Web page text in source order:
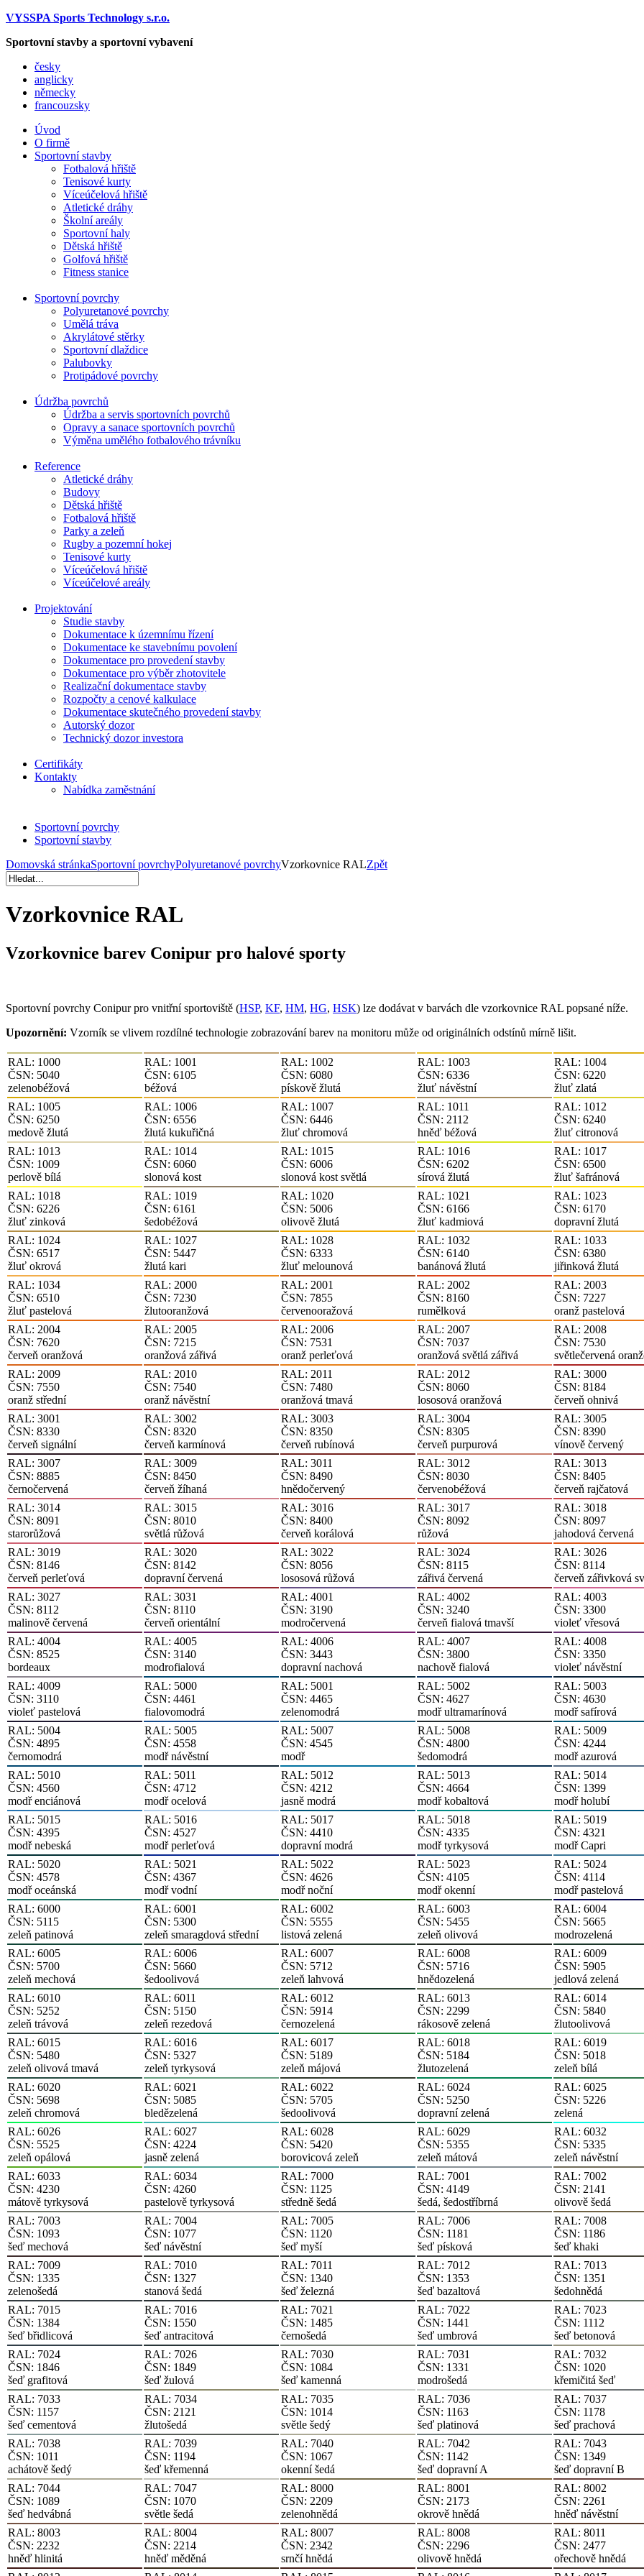
VYSSPA Sports Technology s.r.o.
Sportovní stavby a sportovní vybavení
česky
anglicky
německy
francouzsky
Úvod
O firmě
Sportovní stavby
Fotbalová hřiště
Tenisové kurty
Víceúčelová hřiště
Atletické dráhy
Školní areály
Sportovní haly
Dětská hřiště
Golfová hřiště
Fitness stanice
Sportovní povrchy
Polyuretanové povrchy
Umělá tráva
Akrylátové stěrky
Sportovní dlaždice
Palubovky
Protipádové povrchy
Údržba povrchů
Údržba a servis sportovních povrchů
Opravy a sanace sportovních povrchů
Výměna umělého fotbalového trávníku
Reference
Atletické dráhy
Budovy
Dětská hřiště
Fotbalová hřiště
Parky a zeleň
Rugby a pozemní hokej
Tenisové kurty
Víceúčelová hřiště
Víceúčelové areály
Projektování
Studie stavby
Dokumentace k územnímu řízení
Dokumentace ke stavebnímu povolení
Dokumentace pro provedení stavby
Dokumentace pro výběr zhotovitele
Realizační dokumentace stavby
Rozpočty a cenové kalkulace
Dokumentace skutečného provedení stavby
Autorský dozor
Technický dozor investora
Certifikáty
Kontakty
Nabídka zaměstnání
Sportovní povrchy
Sportovní stavby
Domovská stránkaSportovní povrchyPolyuretanové povrchyVzorkovnice RALZpět
Vzorkovnice RAL
Vzorkovnice barev Conipur pro halové sporty
Sportovní povrchy Conipur pro vnitřní sportoviště (HSP, KF, HM, HG, HSK) lze dodávat v barvách dle vzorkovnice RAL popsané níže.
Upozornění: Vzorník se vlivem rozdílné technologie zobrazování barev na monitoru může od originálních odstínů mírně lišit.
RAL: 1000
ČSN: 5040
zelenobéžová
RAL: 1001
ČSN: 6105
béžová
RAL: 1002
ČSN: 6080
pískově žlutá
RAL: 1003
ČSN: 6336
žluť návěstní
RAL: 1004
ČSN: 6220
žluť zlatá
RAL: 1005
ČSN: 6250
medově žlutá
RAL: 1006
ČSN: 6556
žlutá kukuřičná
RAL: 1007
ČSN: 6446
žluť chromová
RAL: 1011
ČSN: 2112
hněď béžová
RAL: 1012
ČSN: 6240
žluť citronová
RAL: 1013
ČSN: 1009
perlově bílá
RAL: 1014
ČSN: 6060
slonová kost
RAL: 1015
ČSN: 6006
slonová kost světlá
RAL: 1016
ČSN: 6202
sírová žlutá
RAL: 1017
ČSN: 6500
žluť šafránová
RAL: 1018
ČSN: 6226
žluť zinková
RAL: 1019
ČSN: 6161
šedobéžová
RAL: 1020
ČSN: 5006
olivově žlutá
RAL: 1021
ČSN: 6166
žluť kadmiová
RAL: 1023
ČSN: 6170
dopravní žlutá
RAL: 1024
ČSN: 6517
žluť okrová
RAL: 1027
ČSN: 5447
žlutá kari
RAL: 1028
ČSN: 6333
žluť melounová
RAL: 1032
ČSN: 6140
banánová žlutá
RAL: 1033
ČSN: 6380
jiřinková žlutá
RAL: 1034
ČSN: 6510
žluť pastelová
RAL: 2000
ČSN: 7230
žlutooranžová
RAL: 2001
ČSN: 7855
červenooražová
RAL: 2002
ČSN: 8160
rumělková
RAL: 2003
ČSN: 7227
oranž pastelová
RAL: 2004
ČSN: 7620
červeň oranžová
RAL: 2005
ČSN: 7215
oranžová zářivá
RAL: 2006
ČSN: 7531
oranž perleťová
RAL: 2007
ČSN: 7037
oranžová světlá zářivá
RAL: 2008
ČSN: 7530
světlečervená
RAL: 2009
ČSN: 7550
oranž střední
RAL: 2010
ČSN: 7540
oranž návěstní
RAL: 2011
ČSN: 7480
oranžová tmavá
RAL: 2012
ČSN: 8060
lososová oranžová
RAL: 3000
ČSN: 8184
červeň ohnivá
RAL: 3001
ČSN: 8330
červeň signální
RAL: 3002
ČSN: 8320
červeň karmínová
RAL: 3003
ČSN: 8350
červeň rubínová
RAL: 3004
ČSN: 8305
červeň purpurová
RAL: 3005
ČSN: 8390
vínově červený
RAL: 3007
ČSN: 8885
černočervená
RAL: 3009
ČSN: 8450
červeň žíhaná
RAL: 3011
ČSN: 8490
hnědočervený
RAL: 3012
ČSN: 8030
červenobéžová
RAL: 3013
ČSN: 8405
červeň rajčatová
RAL: 3014
ČSN: 8091
starorůžová
RAL: 3015
ČSN: 8010
světlá růžová
RAL: 3016
ČSN: 8400
červeň korálová
RAL: 3017
ČSN: 8092
růžová
RAL: 3018
ČSN: 8097
jahodová červená
RAL: 3019
ČSN: 8146
červeň perleťová
RAL: 3020
ČSN: 8142
dopravní červená
RAL: 3022
ČSN: 8056
lososová růžová
RAL: 3024
ČSN: 8115
zářivá červená
RAL: 3026
ČSN: 8114
červeň zářivková
RAL: 3027
ČSN: 8112
malinově červená
RAL: 3031
ČSN: 8110
červeň orientální
RAL: 4001
ČSN: 3190
modročervená
RAL: 4002
ČSN: 3240
červeň fialová tmavší
RAL: 4003
ČSN: 3300
violeť vřesová
RAL: 4004
ČSN: 8525
bordeaux
RAL: 4005
ČSN: 3140
modrofialová
RAL: 4006
ČSN: 3443
dopravní nachová
RAL: 4007
ČSN: 3800
nachově fialová
RAL: 4008
ČSN: 3350
violeť návěstní
RAL: 4009
ČSN: 3110
violeť pastelová
RAL: 5000
ČSN: 4461
fialovomodrá
RAL: 5001
ČSN: 4465
zelenomodrá
RAL: 5002
ČSN: 4627
modř ultramarínová
RAL: 5003
ČSN: 4630
modř safírová
RAL: 5004
ČSN: 4895
černomodrá
RAL: 5005
ČSN: 4558
modř návěstní
RAL: 5007
ČSN: 4545
modř
RAL: 5008
ČSN: 4800
šedomodrá
RAL: 5009
ČSN: 4244
modř azurová
RAL: 5010
ČSN: 4560
modř enciánová
RAL: 5011
ČSN: 4712
modř ocelová
RAL: 5012
ČSN: 4212
jasně modrá
RAL: 5013
ČSN: 4664
modř kobaltová
RAL: 5014
ČSN: 1399
modř holubí
RAL: 5015
ČSN: 4395
modř nebeská
RAL: 5016
ČSN: 4527
modř perleťová
RAL: 5017
ČSN: 4410
dopravní modrá
RAL: 5018
ČSN: 4335
modř tyrkysová
RAL: 5019
ČSN: 4321
modř Capri
RAL: 5020
ČSN: 4578
modř oceánská
RAL: 5021
ČSN: 4367
modř vodní
RAL: 5022
ČSN: 4626
modř noční
RAL: 5023
ČSN: 4105
modř okenní
RAL: 5024
ČSN: 4114
modř pastelová
RAL: 6000
ČSN: 5115
zeleň patinová
RAL: 6001
ČSN: 5300
zeleň smaragdová střední
RAL: 6002
ČSN: 5555
listová zelená
RAL: 6003
ČSN: 5455
zeleň olivová
RAL: 6004
ČSN: 5665
modrozelená
RAL: 6005
ČSN: 5700
zeleň mechová
RAL: 6006
ČSN: 5660
šedoolivová
RAL: 6007
ČSN: 5712
zeleň lahvová
RAL: 6008
ČSN: 5716
hnědozelená
RAL: 6009
ČSN: 5905
jedlová zelená
RAL: 6010
ČSN: 5252
zeleň trávová
RAL: 6011
ČSN: 5150
zeleň rezedová
RAL: 6012
ČSN: 5914
černozelená
RAL: 6013
ČSN: 2299
rákosově zelená
RAL: 6014
ČSN: 5840
žlutoolivová
RAL: 6015
ČSN: 5480
zeleň olivová tmavá
RAL: 6016
ČSN: 5327
zeleň tyrkysová
RAL: 6017
ČSN: 5189
zeleň májová
RAL: 6018
ČSN: 5184
žlutozelená
RAL: 6019
ČSN: 5018
zeleň bílá
RAL: 6020
ČSN: 5698
zeleň chromová
RAL: 6021
ČSN: 5085
bledězelená
RAL: 6022
ČSN: 5705
šedoolivová
RAL: 6024
ČSN: 5250
dopravní zelená
RAL: 6025
ČSN: 5226
zelená
RAL: 6026
ČSN: 5525
zeleň opálová
RAL: 6027
ČSN: 4224
jasně zelená
RAL: 6028
ČSN: 5420
borovicová zeleň
RAL: 6029
ČSN: 5355
zeleň mátová
RAL: 6032
ČSN: 5335
zeleň návěstní
RAL: 6033
ČSN: 4230
mátově tyrkysová
RAL: 6034
ČSN: 4260
pastelově tyrkysová
RAL: 7000
ČSN: 1125
středně šedá
RAL: 7001
ČSN: 4149
šedá, šedostříbrná
RAL: 7002
ČSN: 2141
olivově šedá
RAL: 7003
ČSN: 1093
šeď mechová
RAL: 7004
ČSN: 1077
šeď návěstní
RAL: 7005
ČSN: 1120
šeď myší
RAL: 7006
ČSN: 1181
šeď písková
RAL: 7008
ČSN: 1186
šeď khaki
RAL: 7009
ČSN: 1335
zelenošedá
RAL: 7010
ČSN: 1327
stanová šedá
RAL: 7011
ČSN: 1340
šeď železná
RAL: 7012
ČSN: 1353
šeď bazaltová
RAL: 7013
ČSN: 1351
šedohnědá
RAL: 7015
ČSN: 1384
šeď břidlicová
RAL: 7016
ČSN: 1550
šeď antracitová
RAL: 7021
ČSN: 1485
černošedá
RAL: 7022
ČSN: 1441
šeď umbrová
RAL: 7023
ČSN: 1112
šeď betonová
RAL: 7024
ČSN: 1846
šeď grafitová
RAL: 7026
ČSN: 1849
šeď žulová
RAL: 7030
ČSN: 1084
šeď kamenná
RAL: 7031
ČSN: 1331
modrošedá
RAL: 7032
ČSN: 1020
křemičitá šeď
RAL: 7033
ČSN: 1157
šeď cementová
RAL: 7034
ČSN: 2121
žlutošedá
RAL: 7035
ČSN: 1014
světle šedý
RAL: 7036
ČSN: 1163
šeď platinová
RAL: 7037
ČSN: 1178
šeď prachová
RAL: 7038
ČSN: 1011
achátově šedý
RAL: 7039
ČSN: 1194
šeď křemenná
RAL: 7040
ČSN: 1067
okenní šedá
RAL: 7042
ČSN: 1142
šeď dopravní A
RAL: 7043
ČSN: 1349
šeď dopravní B
RAL: 7044
ČSN: 1089
šeď hedvábná
RAL: 7047
ČSN: 1070
světle šedá
RAL: 8000
ČSN: 2209
zelenohnědá
RAL: 8001
ČSN: 2173
okrově hnědá
RAL: 8002
ČSN: 2261
hněď návěstní
RAL: 8003
ČSN: 2232
hněď hlinitá
RAL: 8004
ČSN: 2214
hněď měděná
RAL: 8007
ČSN: 2342
srnčí hnědá
RAL: 8008
ČSN: 2296
olivově hnědá
RAL: 8011
ČSN: 2477
ořechově hnědá